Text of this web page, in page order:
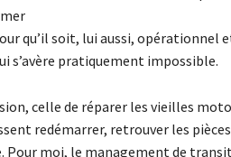
qu’il soit, lui aussi, opérationnel
s’avère pratiquement impossible.
celle de réparer les vieilles
redémarrer, retrouver les
Pour moi, le management de